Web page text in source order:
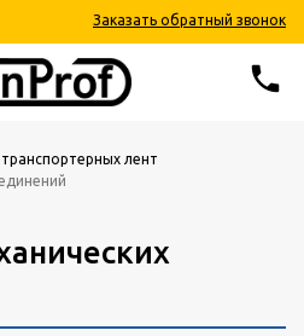
Заказать обратный звонок
phone
68-24-57
лент